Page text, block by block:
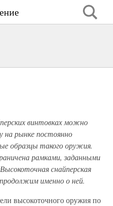
винтовках можно
на рынке постоянно
образцы такого оружия.
рамками, заданными
снайперская
именно о ней.
высокоточного оружия по